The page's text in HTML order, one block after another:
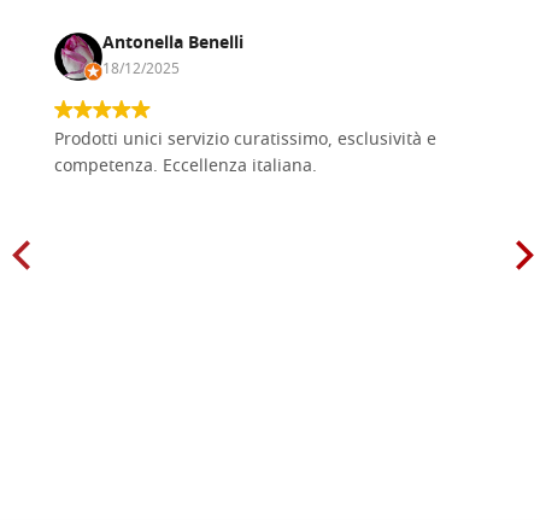
Antonella Benelli
18/12/2025
Prodotti unici servizio curatissimo, esclusività e
competenza. Eccellenza italiana.